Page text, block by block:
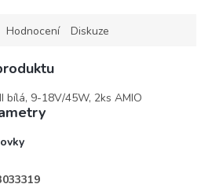
Hodnocení Diskuze
bílá, 9-18V/45W, 2ks AMIO